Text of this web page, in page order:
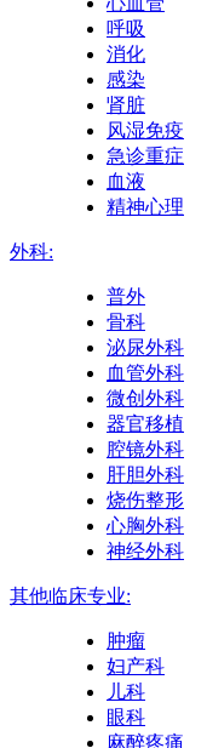
呼吸
消化
感染
肾脏
风湿免疫
急诊重症
血液
精神心理
外科:
普外
骨科
泌尿外科
血管外科
微创外科
器官移植
腔镜外科
肝胆外科
烧伤整形
心胸外科
神经外科
其他临床专业:
肿瘤
妇产科
儿科
眼科
麻醉疼痛